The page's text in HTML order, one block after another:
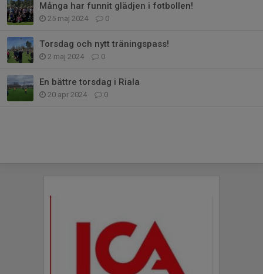
Många har funnit glädjen i fotbollen!
25 maj 2024 0
Torsdag och nytt träningspass!
2 maj 2024 0
En bättre torsdag i Riala
20 apr 2024 0